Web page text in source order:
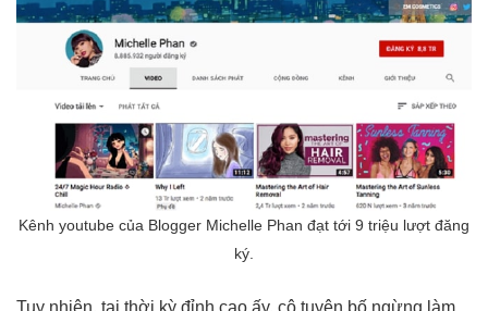
Kênh youtube của Blogger Michelle Phan đạt tới 9 triệu lượt đăng
ký.
Tuy nhiên, tại thời kỳ đỉnh cao ấy, cô tuyên bố ngừng làm